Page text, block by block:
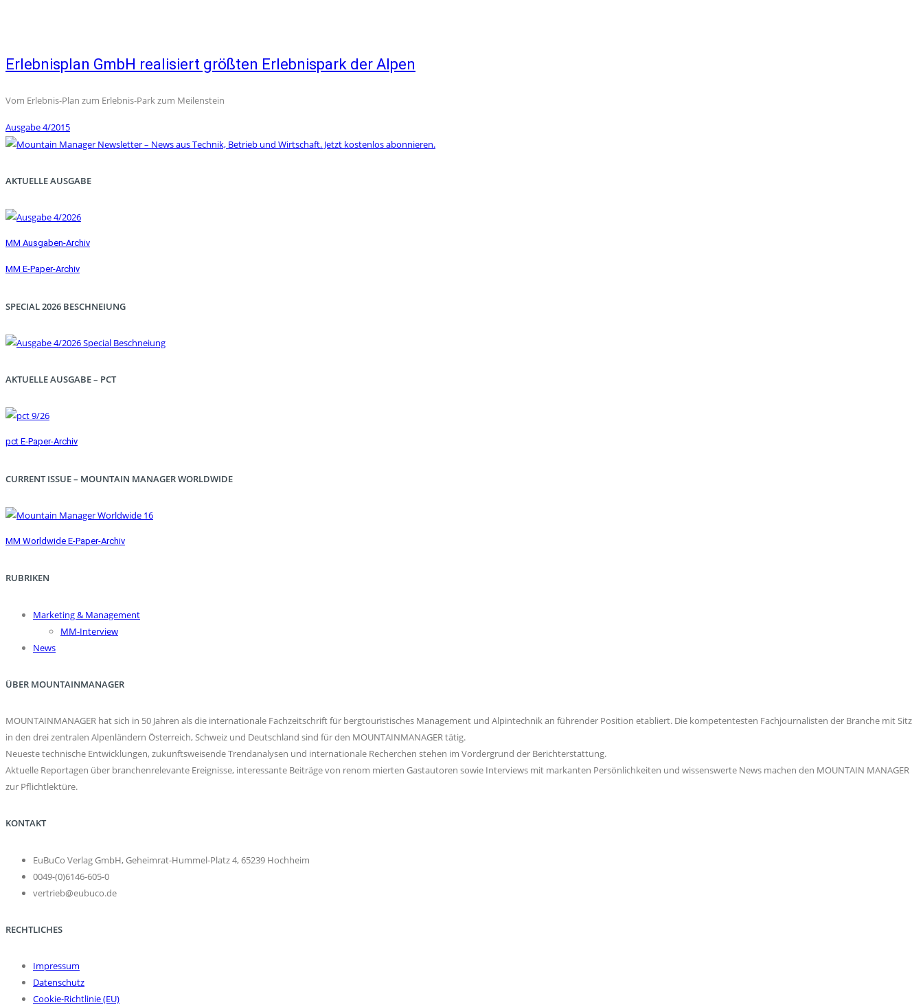
Erlebnisplan GmbH realisiert größten Erlebnispark der Alpen
Vom Erlebnis-Plan zum Erlebnis-Park zum Meilenstein
Ausgabe 4/2015
AKTUELLE AUSGABE
MM Ausgaben-Archiv
MM E-Paper-Archiv
SPECIAL 2026 BESCHNEIUNG
AKTUELLE AUSGABE – PCT
pct E-Paper-Archiv
CURRENT ISSUE – MOUNTAIN MANAGER WORLDWIDE
MM Worldwide E-Paper-Archiv
RUBRIKEN
Marketing & Management
MM-Interview
News
ÜBER MOUNTAINMANAGER
MOUNTAINMANAGER hat sich in 50 Jahren als die internationale Fachzeitschrift für bergtouristisches Management und Alpintechnik an führender Position etabliert. Die kompetentesten Fachjournalisten der Branche mit Sitz
in den drei zentralen Alpenländern Österreich, Schweiz und Deutschland sind für den MOUNTAINMANAGER tätig.
Neueste technische Entwicklungen, zukunftsweisende Trendanalysen und internationale Recherchen stehen im Vordergrund der Berichterstattung.
Aktuelle Reportagen über branchenrelevante Ereignisse, interessante Beiträge von renom mierten Gastautoren sowie Interviews mit markanten Persönlichkeiten und wissenswerte News machen den MOUNTAIN MANAGER
zur Pflichtlektüre.
KONTAKT
EuBuCo Verlag GmbH, Geheimrat-Hummel-Platz 4, 65239 Hochheim
0049-(0)6146-605-0
vertrieb@eubuco.de
RECHTLICHES
Impressum
Datenschutz
Cookie-Richtlinie (EU)